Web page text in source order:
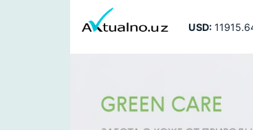
USD: